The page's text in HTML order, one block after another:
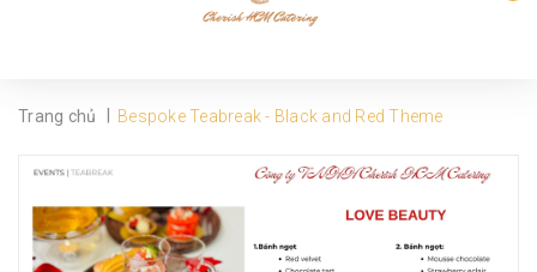
Trang chủ Bespoke Teabreak - Black and Red Theme